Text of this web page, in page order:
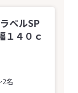
ベルSP
４０ｃ
2名